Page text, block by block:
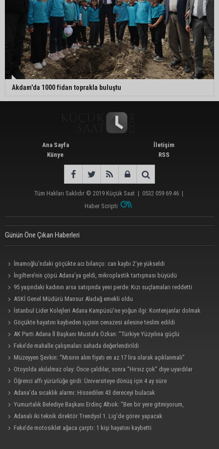
Akdam'da 1000 fidan toprakla buluştu
Ana Sayfa
Künye
İletişim
RSS
Tüm Hakları Saklıdır © 2019 Küçük Saat | 0532 059 69 46 |
Haber Scripti
Günün Öne Çıkan Haberleri
İmamoğlu’ndaki göçükte acı bilanço: can kaybı 2’ye yükseldi
İngiltere’nin çöpü Adana’ya geldi, mikroplastik tartışması büyüdü
95 yaşındaki kadının arsa satışında yeni perde: Kızı suçlamaları reddetti
ASKİ Genel Müdürü Mansur Aladağ emekli oldu
İstanbul Lider Kolejleri Adana Kampüsü’ne yoğun ilgi: Kontenjanlar dolmak
üzereGöçükte hayatını kaybeden işçinin cenazesi ailesine teslim edildi
AK Parti Adana İl Başkanı Mustafa Özkan: "Türkiye Yüzyılına güçlü
teşkilatımızla yürüyoruz"
Feke’de mahalle çalışmaları sahada değerlendirildi
Müzeyyen Şevkin: “Mısırın alım fiyatı en az 17 lira olarak açıklanmalı”
Otoyolda akılalmaz olay: Önce çaldılar, sonra “Hırsız çok” diye uyardılar
Öğrenci affı yürürlüğe girdi: Üniversiteye dönüş için 4 ay süre
Adana’da sıcaklık alarmı: Hissedilen 43 dereceyi bulacak
Yumurtalık Belediye Başkanı Erdinç Altıok: “Ben bir yere gitmiyorum,
partimdeyim”
Adanalı iki teknik direktör Trendyol 1. Lig’de görev yapacak
Feke’de motosiklet ağaca çarptı: 1 kişi hayatını kaybetti